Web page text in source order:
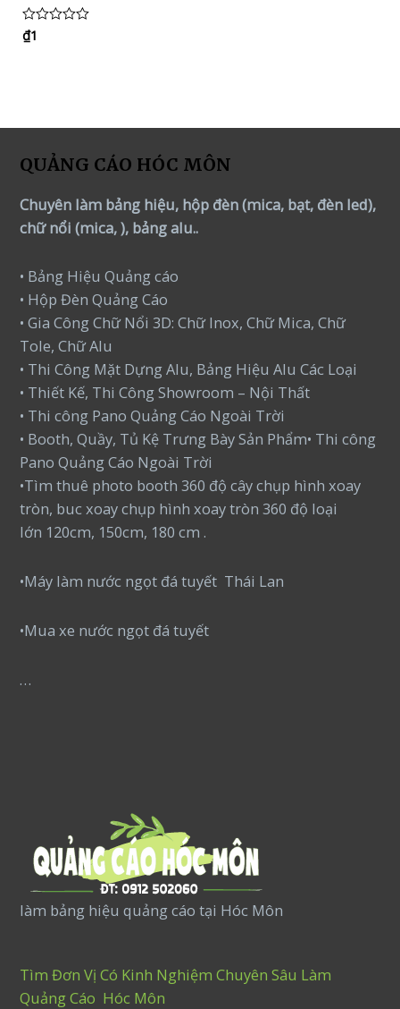
Rated
0
₫1
QUẢNG CÁO HÓC MÔN
Chuyên làm bảng hiệu, hộp đèn (mica, bạt, đèn led),
chữ nổi (mica, ), bảng alu..
• Bảng Hiệu Quảng cáo
• Hộp Đèn Quảng Cáo
• Gia Công Chữ Nổi 3D: Chữ Inox, Chữ Mica, Chữ
Tole, Chữ Alu
• Thi Công Mặt Dựng Alu, Bảng Hiệu Alu Các Loại
• Thiết Kế, Thi Công Showroom – Nội Thất
• Thi công Pano Quảng Cáo Ngoài Trời
• Booth, Quầy, Tủ Kệ Trưng Bày Sản Phẩm• Thi công
Pano Quảng Cáo Ngoài Trời
•Tìm thuê photo booth 360 độ cây chụp hình xoay
tròn, buc xoay chụp hình xoay tròn 360 độ loại
lớn 120cm, 150cm, 180 cm .
•Máy làm nước ngọt đá tuyết Thái Lan
•Mua xe nước ngọt đá tuyết
…
làm bảng hiệu quảng cáo tại Hóc Môn
Tìm Đơn Vị Có Kinh Nghiệm Chuyên Sâu Làm
Quảng Cáo Hóc Môn